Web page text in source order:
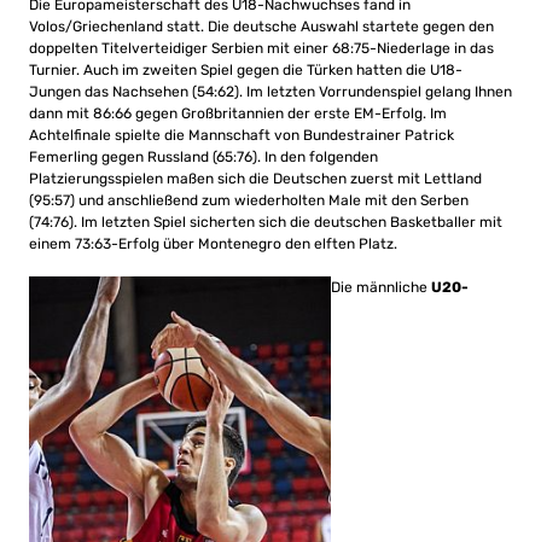
Die Europameisterschaft des U18-Nachwuchses fand in
Volos/Griechenland statt. Die deutsche Auswahl startete gegen den
doppelten Titelverteidiger Serbien mit einer 68:75-Niederlage in das
Turnier. Auch im zweiten Spiel gegen die Türken hatten die U18-
Jungen das Nachsehen (54:62). Im letzten Vorrundenspiel gelang Ihnen
dann mit 86:66 gegen Großbritannien der erste EM-Erfolg. Im
Achtelfinale spielte die Mannschaft von Bundestrainer Patrick
Femerling gegen Russland (65:76). In den folgenden
Platzierungsspielen maßen sich die Deutschen zuerst mit Lettland
(95:57) und anschließend zum wiederholten Male mit den Serben
(74:76). Im letzten Spiel sicherten sich die deutschen Basketballer mit
einem 73:63-Erfolg über Montenegro den elften Platz.
Die männliche U20-